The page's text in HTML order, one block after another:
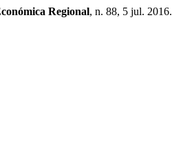
Regional, n. 88, 5 jul. 2016.